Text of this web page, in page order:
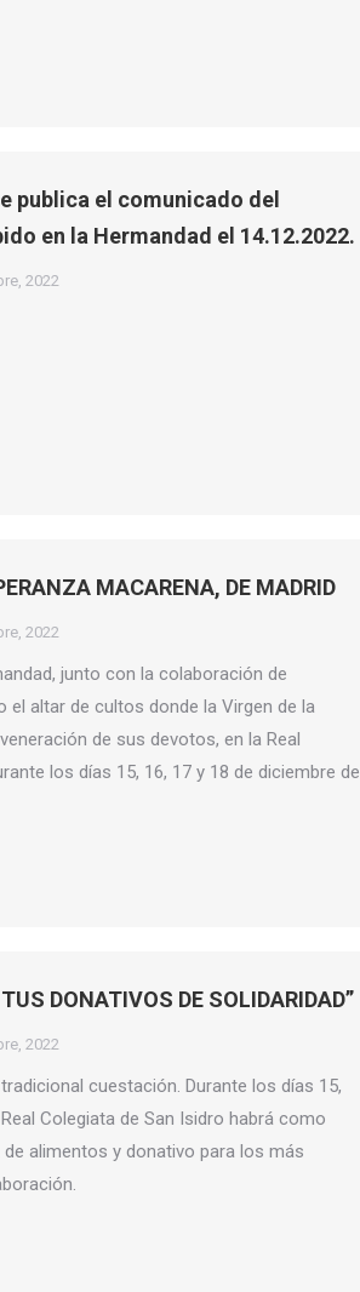
publica el comunicado del
en la Hermandad el 14.12.2022.
2022
MACARENA, DE MADRID
2022
junto con la colaboración de
altar de cultos donde la Virgen de la
de sus devotos, en la Real
los días 15, 16, 17 y 18 de diciembre de
DONATIVOS DE SOLIDARIDAD”
2022
cuestación. Durante los días 15,
Colegiata de San Isidro habrá como
alimentos y donativo para los más